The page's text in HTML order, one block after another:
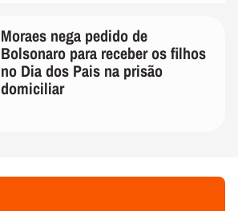
Moraes nega pedido de
Bolsonaro para receber os filhos
no Dia dos Pais na prisão
domiciliar